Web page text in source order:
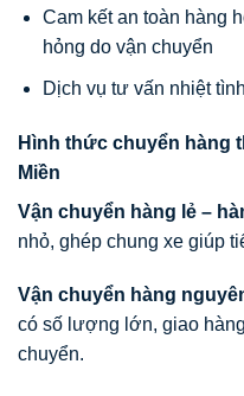
Cam kết an toàn hàng
hỏng do vận chuyển
Dịch vụ tư vấn nhiệt
Hình thức chuyển hàng
Miền
Vận chuyển hàng lẻ –
nhỏ, ghép chung xe giúp
Vận chuyển hàng
có số lượng lớn, giao
chuyển.